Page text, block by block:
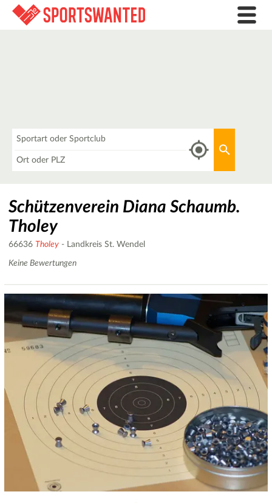
Schützenverein Diana Schaumb.
Tholey
66636 Tholey - Landkreis St. Wendel
Keine Bewertungen